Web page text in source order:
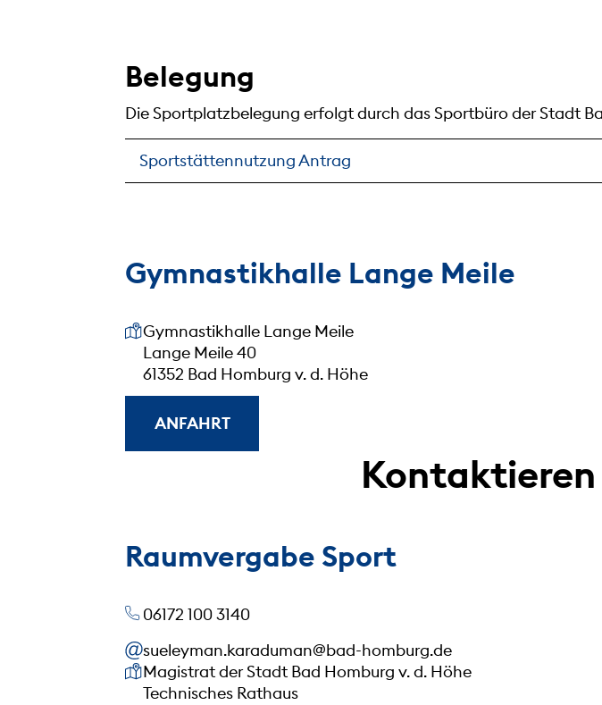
Belegung
Die Sportplatzbelegung erfolgt durch das Sportbüro der Stadt
Sportstättennutzung Antrag
Gymnastikhalle Lange Meile
Unsere Anschrift
Gymnastikhalle Lange Meile
Lange Meile 40
61352 Bad Homburg v. d. Höhe
ANFAHRT
Kontaktieren
Raumvergabe Sport
06172 100 3140
sueleyman.karaduman@bad-homburg.de
Unsere Anschrift
Magistrat der Stadt Bad Homburg v. d. Höhe
Technisches Rathaus